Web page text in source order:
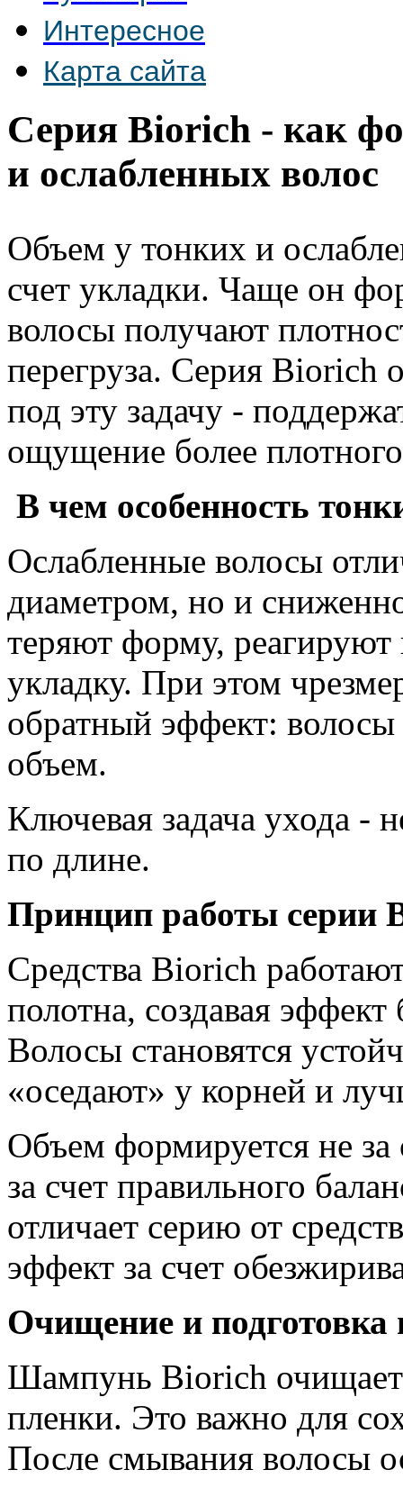
Интересное
Карта сайта
Серия Biorich - как
и ослабленных волос
Объем у тонких и
счет укладки. Чаще он
волосы получают
перегруза. Серия Biorich
под эту задачу -
ощущение более
В чем особенность
Ослабленные волосы
диаметром, но и
теряют форму,
укладку. При этом
обратный эффект:
объем.
Ключевая задача ухода -
по длине.
Принцип работы серии
Средства Biorich
полотна, создавая
Волосы становятся
«оседают» у корней и
Объем формируется не за
за счет правильного
отличает серию от
эффект за счет
Очищение и подготовка
Шампунь Biorich очищает
пленки. Это важно для
После смывания волосы